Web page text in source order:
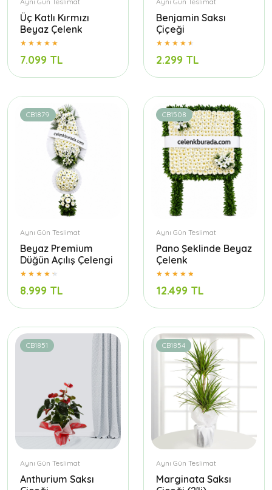
Üç Katlı Kırmızı
Beyaz Çelenk
7.099 TL
Benjamin Saksı
Çiçeği
2.299 TL
CB1879
Aynı Gün Teslimat
Beyaz Premium
Düğün Açılış Çelengi
8.999 TL
CB1508
Aynı Gün Teslimat
Pano Şeklinde Beyaz
Çelenk
12.499 TL
CB1851
Aynı Gün Teslimat
Anthurium Saksı
CB1854
Aynı Gün Teslimat
Marginata Saksı